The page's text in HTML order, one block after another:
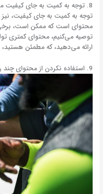
8. توجه به کمیت به جای کیفیت محتوا
توجه به کمیت به جای کیفیت، نیز
محتوای است که ممکن است،
توصیه می‌کنیم، محتوای کمتری
ارائه می‌دهید، که مطمئن
9. استفاده نکردن از محتوای چند رسانه‌ای